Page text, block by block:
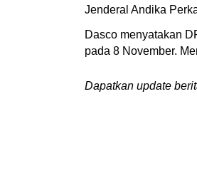
Jenderal Andika
Dasco menyatakan
pada 8 November.
Dapatkan update